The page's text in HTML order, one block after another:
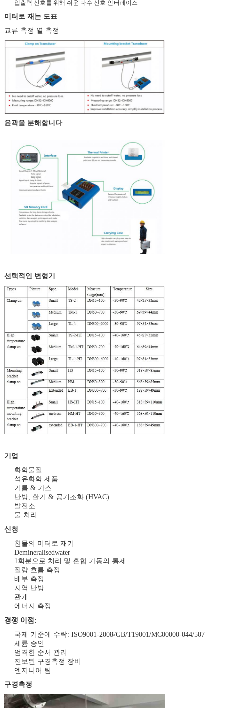
입출력 신호를 위해 쉬운 다수 신호 인터페이스
미터로 재는 도표
교류 측정 열 측정
윤곽을 분해합니다
선택적인 변형기
기업
화학물질
석유화학 제품
기름 & 가스
난방, 환기 & 공기조화 (HVAC)
발전소
물 처리
신청
찬물의 미터로 재기
Demineralisedwater
1회분으로 처리 및 혼합 가동의 통제
질량 흐름 측정
배부 측정
지역 난방
관개
에너지 측정
경쟁 이점:
국제 기준에 수락: ISO9001-2008/GB/T19001/MC00000-044/507
세륨 승인
엄격한 순서 관리
진보된 구경측정 장비
엔지니어 팀
구경측정